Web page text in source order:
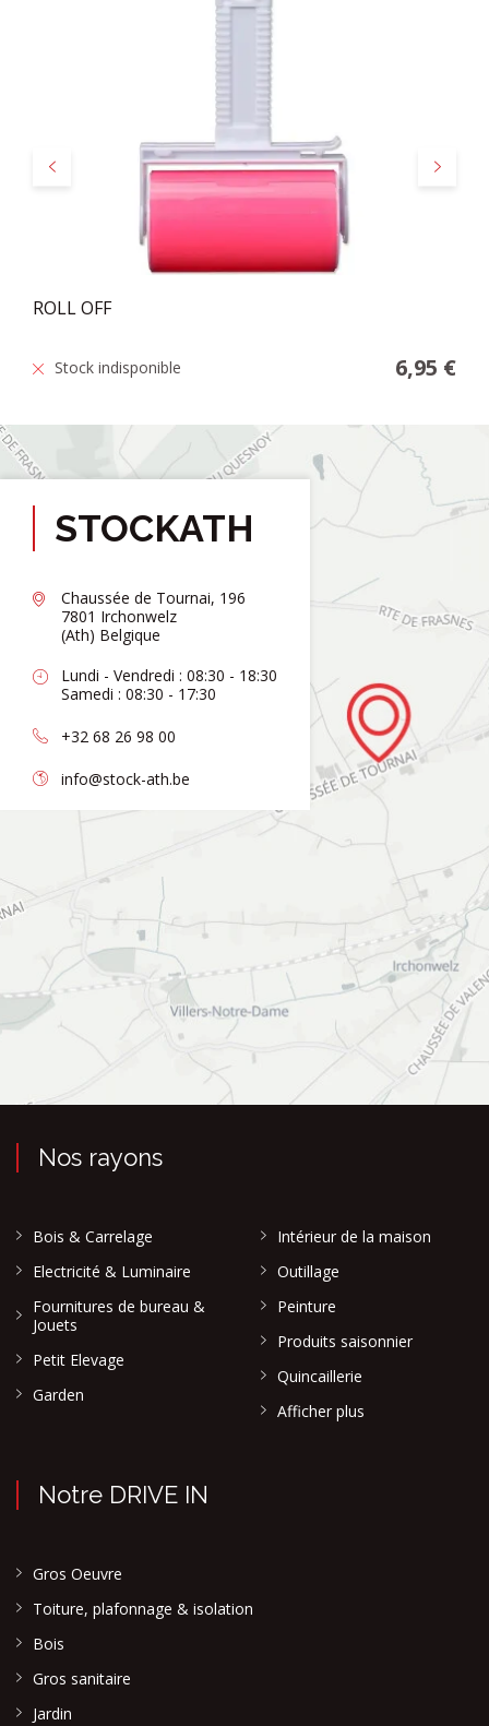
Précédent Suivant
ROLL OFF
Stock indisponible 6,95 €
STOCKATH
Chaussée de Tournai, 196
7801 Irchonwelz
(Ath) Belgique
Lundi - Vendredi : 08:30 - 18:30
Samedi : 08:30 - 17:30
+32 68 26 98 00
info@stock-ath.be
Nos rayons
Bois & Carrelage
Electricité & Luminaire
Fournitures de bureau &
Jouets
Petit Elevage
Garden
Intérieur de la maison
Outillage
Peinture
Produits saisonnier
Quincaillerie
Afficher plus
Notre DRIVE IN
Gros Oeuvre
Toiture, plafonnage & isolation
Bois
Gros sanitaire
Jardin